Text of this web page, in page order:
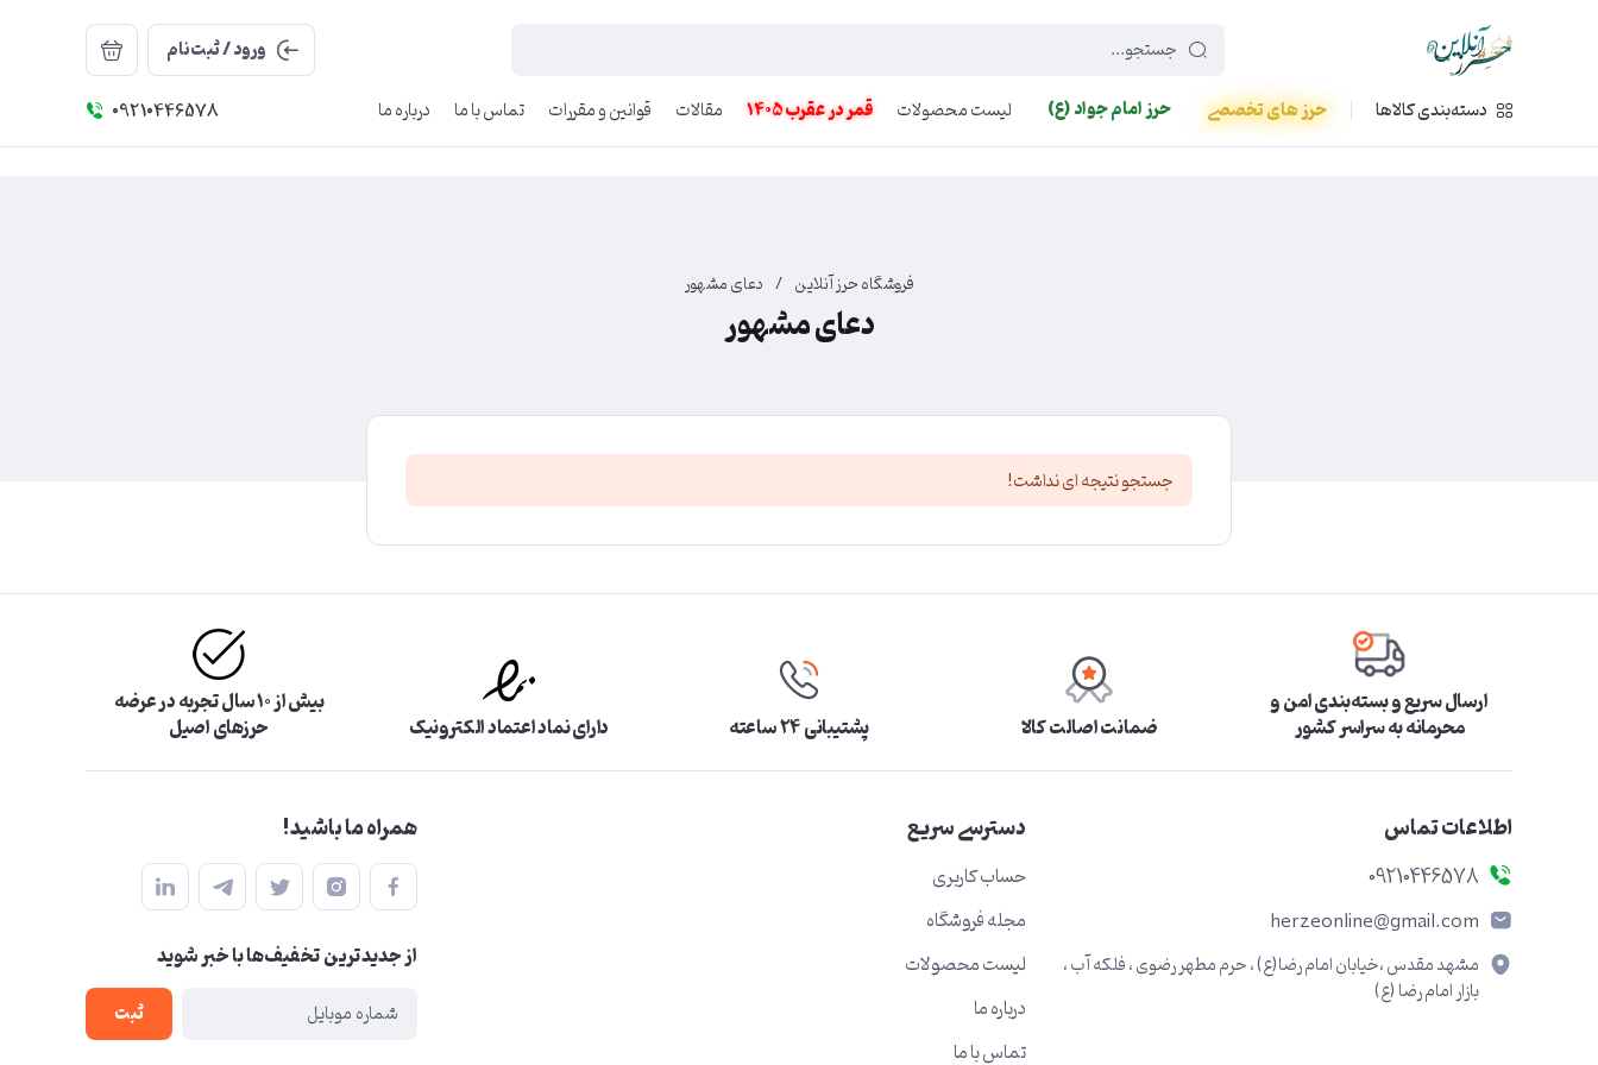
449f43cf-3da2-4422-bb12-2566cb5b8b05
ورود / ثبت‌نام
دسته‌بندی کالاها
حرز های تخصصی حرز امام جواد (ع) لیست محصولات قمر در عقرب 1405 مقالات قوانین و مقررات تماس با ما درباره ما 09210446578
فروشگاه حرز آنلاین / دعای مشهور
دعای مشهور
جستجو نتیجه ای نداشت!
ارسال سریع و بسته‌بندی امن و
محرمانه به سراسر کشور ضمانت اصالت کالا پشتیبانی ۲۴ ساعته دارای نماد اعتماد الکترونیک
بیش از ۱۰ سال تجربه در عرضه
حرزهای اصیل
اطلاعات تماس
09210446578
herzeonline@gmail.com
مشهد مقدس ،خیابان امام رضا(ع) ، حرم مطهر رضوی ، فلکه آب ،
بازار امام رضا (ع)
دسترسی سریع
حساب کاربری
مجله فروشگاه
لیست محصولات
درباره ما
تماس با ما
همراه ما باشید!
از جدید‌ترین تخفیف‌ها با‌ خبر شوید
ثبت